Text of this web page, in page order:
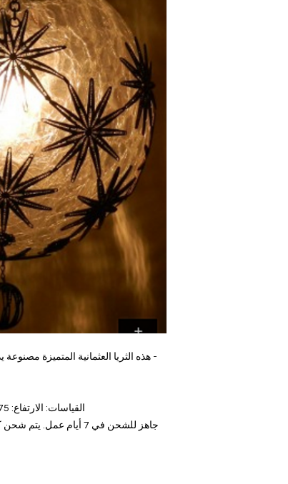
- هذه الثريا العثمانية المتميزة
القياسات: الارتفاع: 75 سم (29.5 بوصة) ، العرض: 37 سم (14.5 بوصة)
جاهز للشحن في 7 أيام عمل. يتم شحن كل ثريا داخل صناديق خشبية آمنة مصنوعة يدويًا.